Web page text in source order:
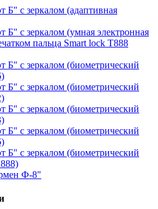
Б" с зеркалом (адаптивная
Б" с зеркалом (умная электронная
пальца Smart lock T888
Б" с зеркалом (биометрический
Б" с зеркалом (биометрический
Б" с зеркалом (биометрический
Б" с зеркалом (биометрический
Б" с зеркалом (биометрический
Ф-8"